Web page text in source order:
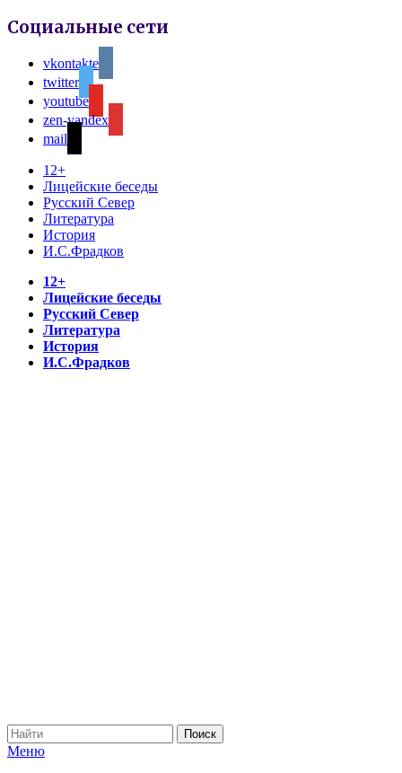
Социальные сети
vkontakte
twitter
youtube
zen-yandex
mail
12+
Лицейские беседы
Русский Север
Литература
История
И.С.Фрадков
12+
Лицейские беседы
Русский Север
Литература
История
И.С.Фрадков
Меню